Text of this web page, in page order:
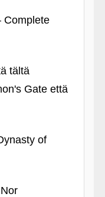
Complete
tältä
Gate että
of